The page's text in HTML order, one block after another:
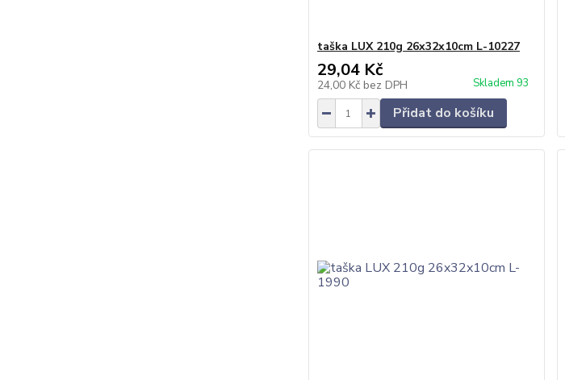
taška LUX 210g 26x32x10cm L-10227
29,04 Kč
24,00 Kč bez DPH Skladem 93
Přidat do košíku